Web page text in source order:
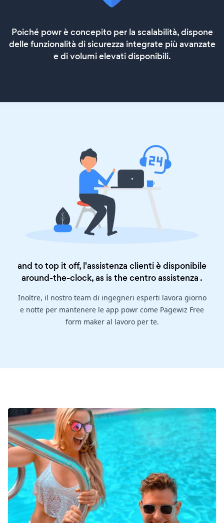
Poiché powr è concepito per la scalabilità, dispone
delle funzionalità di sicurezza integrate più avanzate
e di volumi elevati disponibili.
and to top it off, l'assistenza clienti è disponibile
around-the-clock, as is thecentro assistenza .
Inoltre, il nostro team di ingegneri esperti lavora giorno
e notte per mantenere le app powr come Pagewiz Free
form maker al lavoro per te.